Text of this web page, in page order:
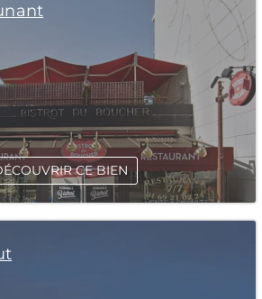
CE BIEN